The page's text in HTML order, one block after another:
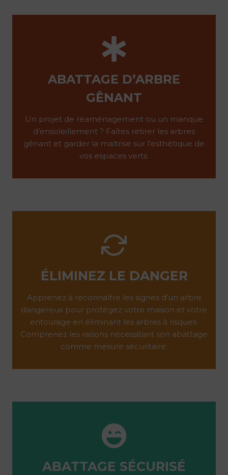
ABATTAGE D’ARBRE
GÊNANT
Un projet de réaménagement ou un manque
d’ensoleillement ? Faîtes retirer les arbres
gênant et garder la maîtrise sur l’esthétique de
vos espaces verts.
ÉLIMINEZ LE DANGER
Apprenez à reconnaître les signes d’un arbre
dangereux pour protégez votre maison et votre
entourage en éliminant les arbres à risques.
Comprenez les raisons nécessitant son abattage
comme mesure sécuritaire.
ABATTAGE SÉCURISÉ